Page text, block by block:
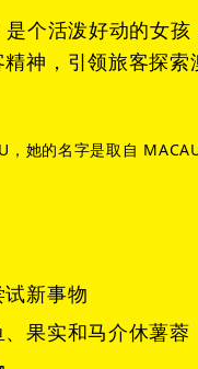
个活泼好动的女
神，引领旅客探索
，她的名字是取自
新事物
果实和马介休薯蓉